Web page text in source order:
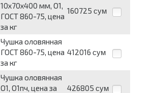
10х70х400 мм, О1,
ГОСТ 860-75, цена
за кг
160725 сум
Чушка оловянная
ГОСТ 860-75, цена
за кг
412016 сум
Чушка оловянная
О1, О1пч, цена за
426805 сум